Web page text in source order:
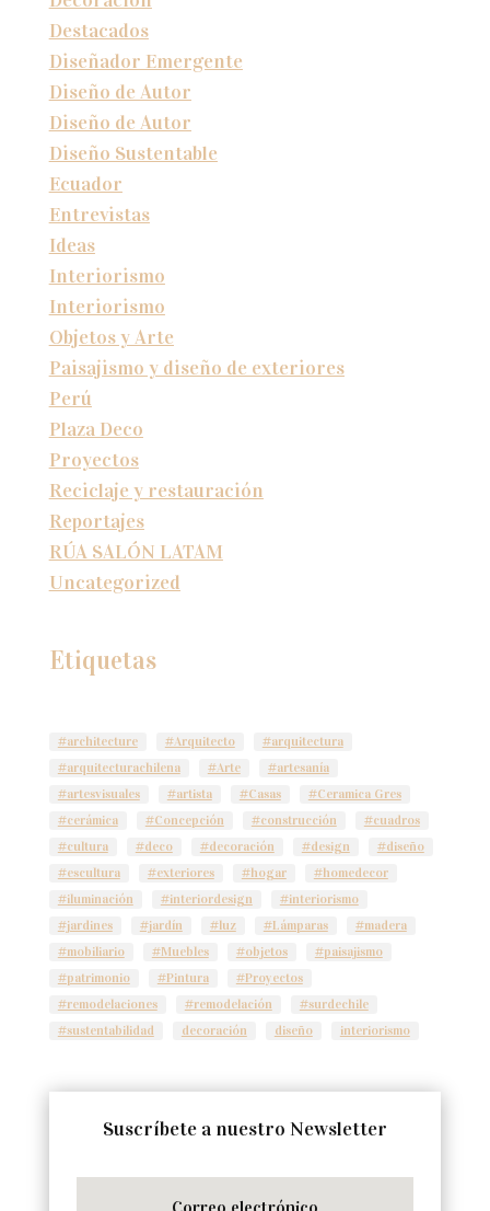
Destacados
Diseñador Emergente
Diseño de Autor
Diseño de Autor
Diseño Sustentable
Ecuador
Entrevistas
Ideas
Interiorismo
Interiorismo
Objetos y Arte
Paisajismo y diseño de exteriores
Perú
Plaza Deco
Proyectos
Reciclaje y restauración
Reportajes
RÚA SALÓN LATAM
Uncategorized
Etiquetas
#architecture #Arquitecto
#arquitectura
#arquitecturachilena
#Arte
#artesanía
#artesvisuales
#artista #Casas
#Ceramica Gres
#cerámica
#Concepción #construcción
#cuadros
#cultura
#deco #decoración #design
#diseño
#escultura
#exteriores #hogar
#homedecor
#iluminación
#interiordesign
#interiorismo
#jardines
#jardín #luz #Lámparas
#madera
#mobiliario
#Muebles #objetos
#paisajismo
#patrimonio
#Pintura
#Proyectos
#remodelaciones
#remodelación
#surdechile
#sustentabilidad
decoración diseño interiorismo
Suscríbete a nuestro Newsletter